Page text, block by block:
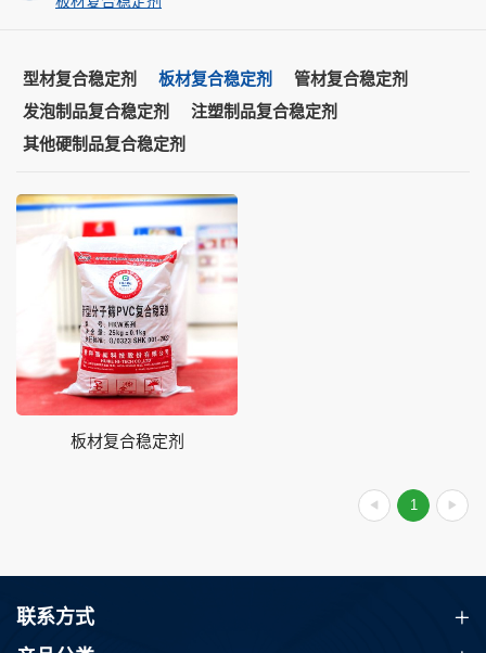
型材复合稳定剂 板材复合稳定剂
管材复合稳定剂
发泡制品复合稳定剂
注塑制品复合稳定剂
其他硬制品复合稳定剂
板材复合稳定剂
1
联系方式